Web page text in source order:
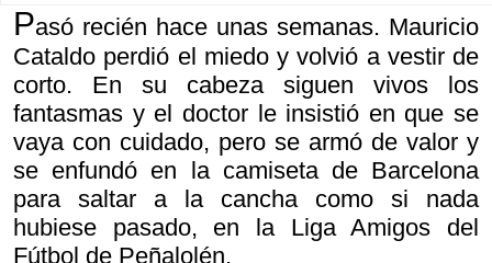
Pasó recién hace unas semanas. Mauricio
Cataldo perdió el miedo y volvió a vestir de
corto. En su cabeza siguen vivos los
fantasmas y el doctor le insistió en que se
vaya con cuidado, pero se armó de valor y
se enfundó en la camiseta de Barcelona
para saltar a la cancha como si nada
hubiese pasado, en la Liga Amigos del
Fútbol de Peñalolén.